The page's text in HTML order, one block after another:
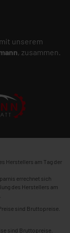
unserem
, zusammen.
Herstellers am Tag der
errechnet sich
des Herstellers am
sind Bruttopreise.
sind Bruttopreise.